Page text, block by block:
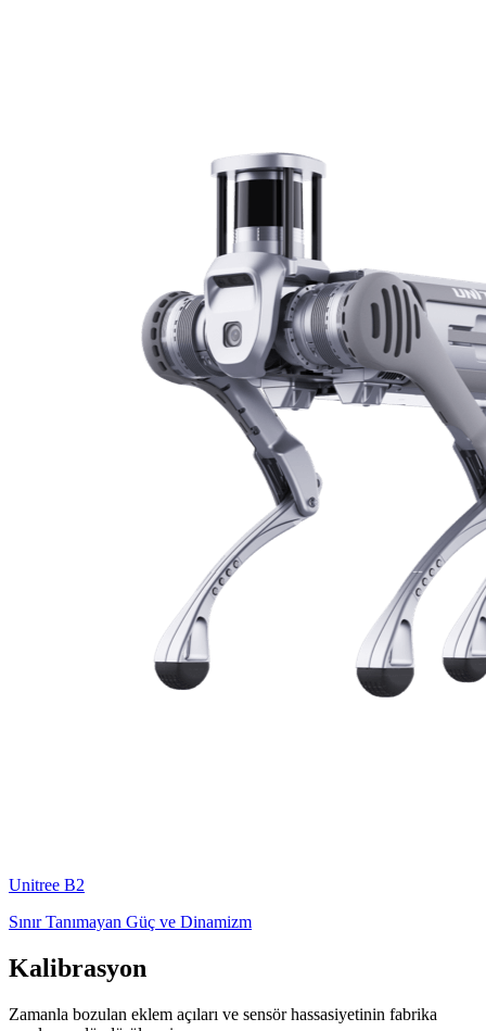
Unitree B2
Sınır Tanımayan Güç ve Dinamizm
Kalibrasyon
Zamanla bozulan eklem açıları ve sensör hassasiyetinin fabrika